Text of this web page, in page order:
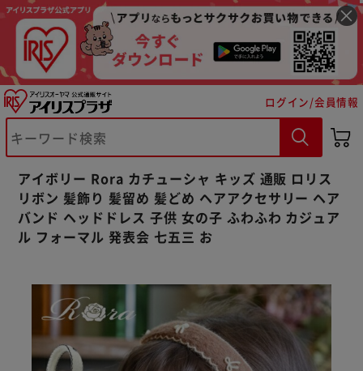
ログイン/会員情報
アイボリー Rora カチューシャ キッズ 通販 ロリス
リボン 髪飾り 髪留め 髪どめ ヘアアクセサリー ヘア
バンド ヘッドドレス 子供 女の子 ふわふわ カジュア
ル フォーマル 発表会 七五三 お
※ご確認ください
カートに入れる 購入手続きへ